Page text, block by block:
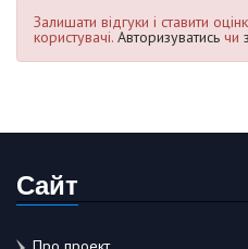
Залишати відгуки і ставити
користувачі. Авторизуватись чи
Сайт